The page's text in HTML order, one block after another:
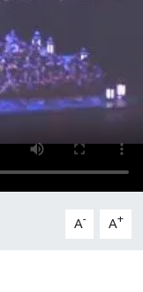
A- A+